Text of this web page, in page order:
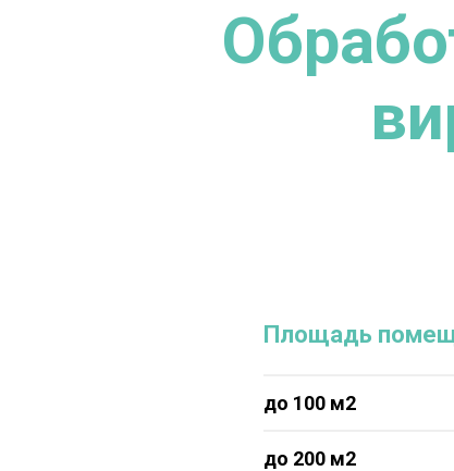
Площадь
до 100 м2
до 200 м2